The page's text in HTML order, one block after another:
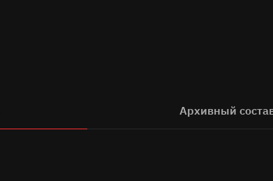
Архивный